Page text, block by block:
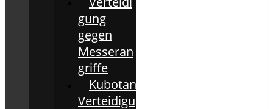
gung
gegen
Messeran
griffe
Kubotan
Verteidigu